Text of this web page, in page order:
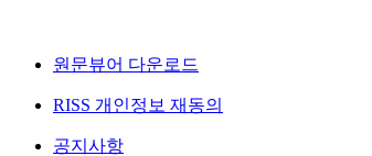
원문뷰어 다운로드
RISS 개인정보 재동의
공지사항